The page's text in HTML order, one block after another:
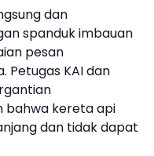
dan
spanduk imbauan
pesan
Petugas KAI dan
bahwa kereta api
dan tidak dapat